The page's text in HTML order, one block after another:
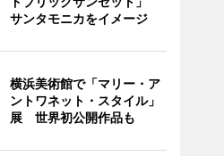
サンタモニカをイメージ
横浜美術館で「マリー・ア
ントワネット・スタイル」
展 世界初公開作品も